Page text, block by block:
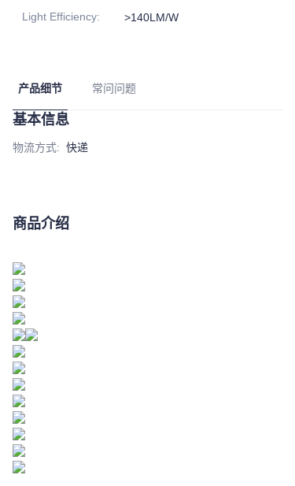
Light Efficiency: >140LM/W
产品细节 常问问题
基本信息
物流方式: 快递
商品介绍